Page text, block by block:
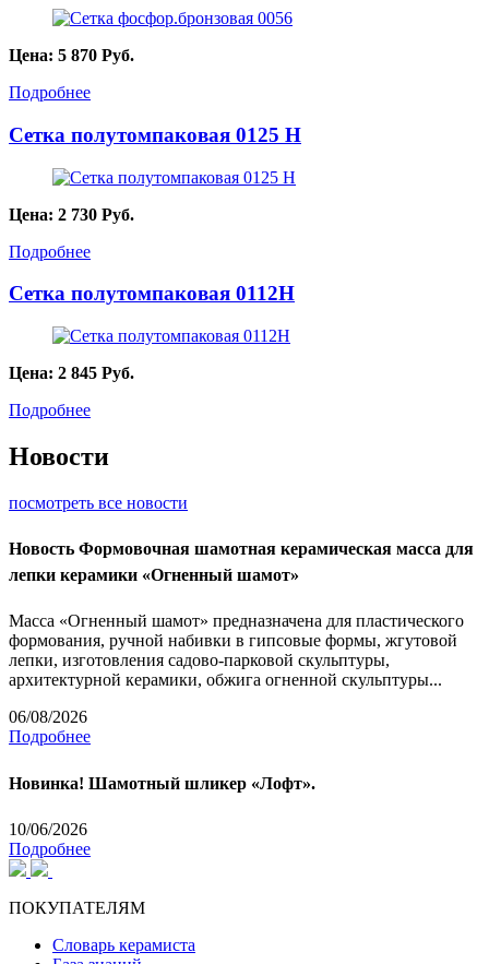
Цена: 5 870 Руб.
Подробнее
Сетка полутомпаковая 0125 Н
Цена: 2 730 Руб.
Подробнее
Сетка полутомпаковая 0112Н
Цена: 2 845 Руб.
Подробнее
Новости
посмотреть все новости
Новость Формовочная шамотная керамическая масса для
лепки керамики «Огненный шамот»
Масса «Огненный шамот» предназначена для пластического
формования, ручной набивки в гипсовые формы, жгутовой
лепки, изготовления садово-парковой скульптуры,
архитектурной керамики, обжига огненной скульптуры...
06/08/2026
Подробнее
Новинка! Шамотный шликер «Лофт».
10/06/2026
Подробнее
ПОКУПАТЕЛЯМ
Словарь керамиста